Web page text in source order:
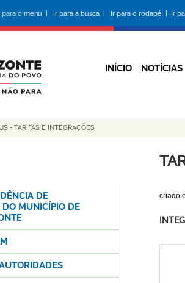
para o menu | Ir para a busca | Ir para o rodapé | Ir
INÍCIO NOTÍCIAS
- TARIFAS E INTEGRAÇÕES
criado
DE
MUNICÍPIO DE